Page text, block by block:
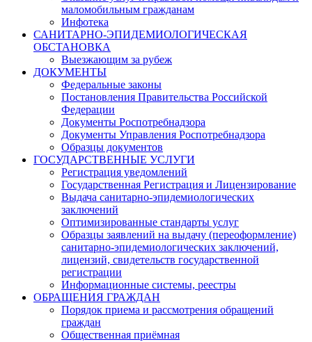
маломобильным гражданам
Инфотека
САНИТАРНО-ЭПИДЕМИОЛОГИЧЕСКАЯ
ОБСТАНОВКА
Выезжающим за рубеж
ДОКУМЕНТЫ
Федеральные законы
Постановления Правительства Российской
Федерации
Документы Роспотребнадзора
Документы Управления Роспотребнадзора
Образцы документов
ГОСУДАРСТВЕННЫЕ УСЛУГИ
Регистрация уведомлений
Государственная Регистрация и Лицензирование
Выдача санитарно-эпидемиологических
заключений
Оптимизированные стандарты услуг
Образцы заявлений на выдачу (переоформление)
санитарно-эпидемиологических заключений,
лицензий, свидетельств государственной
регистрации
Информационные системы, реестры
ОБРАЩЕНИЯ ГРАЖДАН
Порядок приема и рассмотрения обращений
граждан
Общественная приёмная